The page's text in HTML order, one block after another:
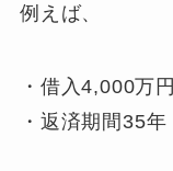
例えば、
・借入4,000万円
・返済期間35年